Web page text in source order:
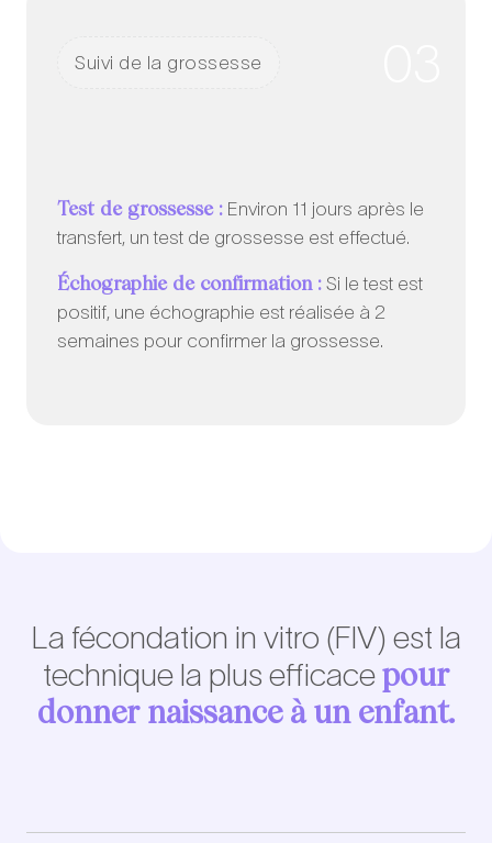
Suivi de la grossesse
Test de grossesse : Environ 11 jours après le
transfert, un test de grossesse est effectué.
Échographie de confirmation : Si le test est
positif, une échographie est réalisée à 2
semaines pour confirmer la grossesse.
La fécondation in vitro (FIV) est la
technique la plus efficacepour
donner naissance à un enfant.